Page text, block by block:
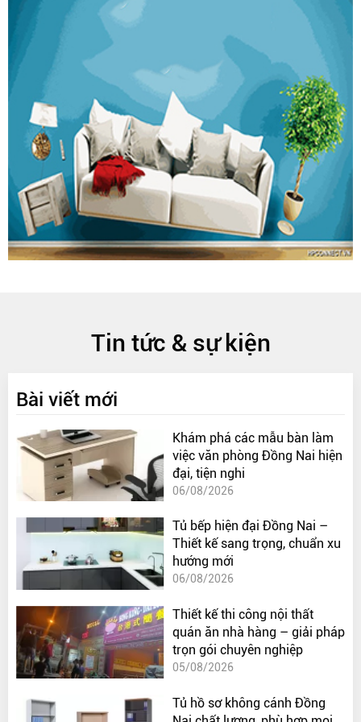
Tin tức & sự kiện
Bài viết mới
Khám phá các mẫu bàn làm
việc văn phòng Đồng Nai hiện
đại, tiện nghi
06/08/2026
Tủ bếp hiện đại Đồng Nai –
Thiết kế sang trọng, chuẩn xu
hướng mới
06/08/2026
Thiết kế thi công nội thất
quán ăn nhà hàng – giải pháp
trọn gói chuyên nghiệp
05/08/2026
Tủ hồ sơ không cánh Đồng